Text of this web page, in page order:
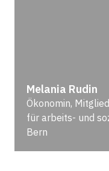
Melania Rudin
Ökonomin,
für arbeits- und
Bern